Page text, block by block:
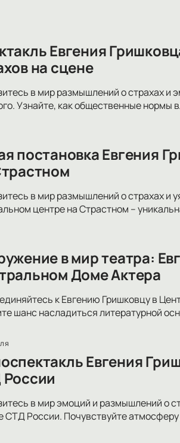
Евгения
на сцене
в мир размышлений о страхах и
Узнайте, как общественные нормы
постановка Евгения
в мир размышлений о страхах и
центре на Страстном –
в мир театра:
Доме Актера
к Евгению Гришковцу в
шанс насладиться литературной
Евгения
в мир эмоций и размышлений о
СТД России. Почувствуйте